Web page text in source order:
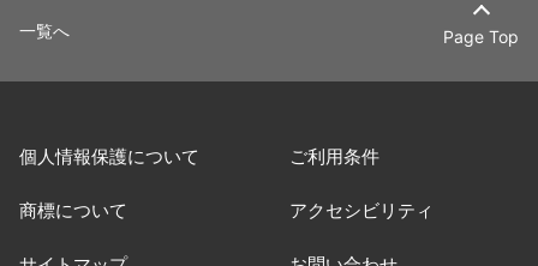
Page Top
一覧へ
個人情報保護について ご利用条件
商標について アクセシビリティ